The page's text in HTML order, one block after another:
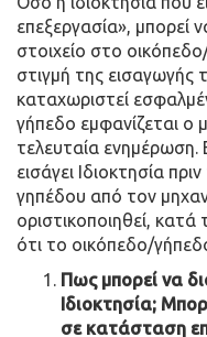
επεξεργασία», μπορεί
στοιχείο στο
στιγμή της
καταχωριστεί
γήπεδο εμφανίζεται ο
τελευταία ενημέρωση.
εισάγει Ιδιοκτησία
γηπέδου από τον
οριστικοποιηθεί,
ότι το οικόπεδο/
Πως μπορεί να
Ιδιοκτησία;
σε κατάσταση